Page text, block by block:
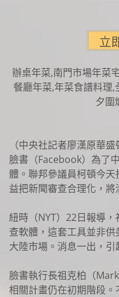
辦桌年菜,南門市場年菜
餐廳年菜,年菜食譜料理
夕圍
（中央社記者廖漢原華
臉書（Facebook）為了
體。聯邦參議員柯頓今
益把新聞審查合理化，將
紐時（NYT）22日報導
查軟體，這套工具並非
大陸市場。消息一出，引
臉書執行長祖克柏（
相關計畫仍在初期階段